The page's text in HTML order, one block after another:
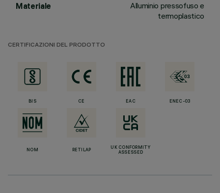
Materiale
Alluminio pressofuso e
termoplastico
CERTIFICAZIONI DEL PRODOTTO
BIS CE EAC ENEC-03
NOM RETILAP
UK CONFORMITY
ASSESSED